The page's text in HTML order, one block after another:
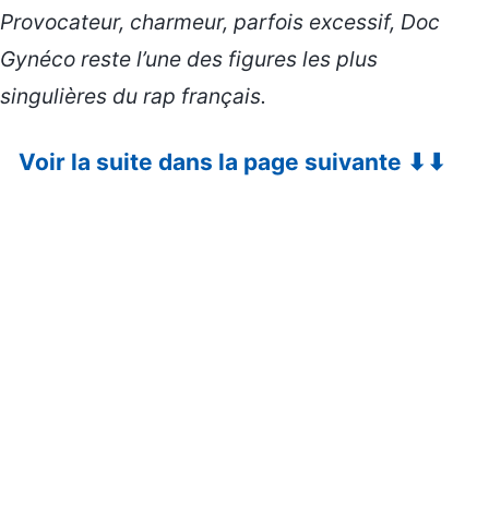
Provocateur, charmeur, parfois excessif, Doc
Gynéco reste l’une des figures les plus
singulières du rap français.
Voir la suite dans la page suivante ⬇⬇